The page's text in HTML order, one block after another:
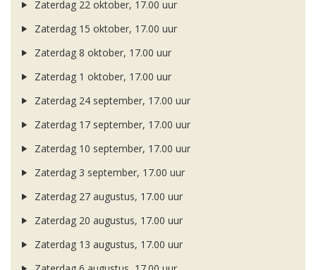
Zaterdag 22 oktober, 17.00 uur
Zaterdag 15 oktober, 17.00 uur
Zaterdag 8 oktober, 17.00 uur
Zaterdag 1 oktober, 17.00 uur
Zaterdag 24 september, 17.00 uur
Zaterdag 17 september, 17.00 uur
Zaterdag 10 september, 17.00 uur
Zaterdag 3 september, 17.00 uur
Zaterdag 27 augustus, 17.00 uur
Zaterdag 20 augustus, 17.00 uur
Zaterdag 13 augustus, 17.00 uur